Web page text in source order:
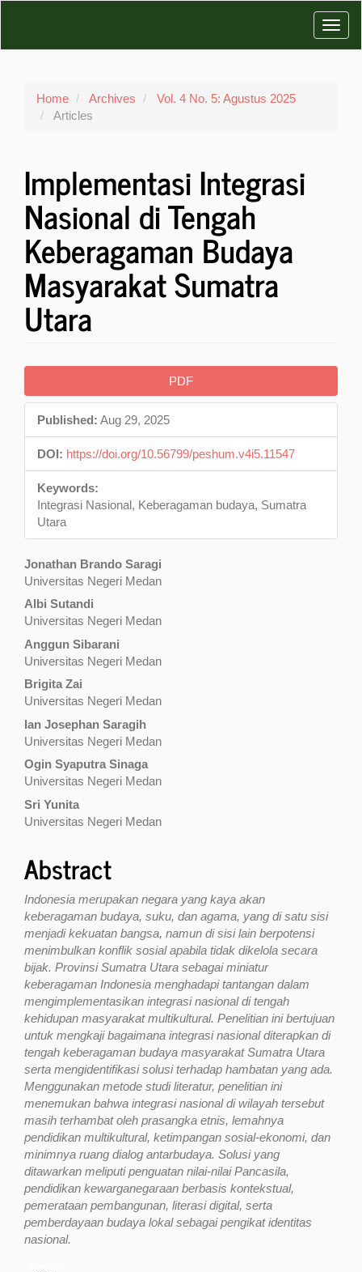
Home Archives
Vol. 4 No. 5: Agustus 2025
Articles
Implementasi Integrasi
Nasional di Tengah
Keberagaman Budaya
Masyarakat Sumatra
Utara
Article
Sidebar
PDF
Published: Aug 29, 2025
DOI: https://doi.org/10.56799/peshum.v4i5.11547
Keywords:
Integrasi Nasional, Keberagaman budaya, Sumatra
Utara
Main
Article
Content
Jonathan Brando Saragi
Universitas Negeri Medan
Albi Sutandi
Universitas Negeri Medan
Anggun Sibarani
Universitas Negeri Medan
Brigita Zai
Universitas Negeri Medan
Ian Josephan Saragih
Universitas Negeri Medan
Ogin Syaputra Sinaga
Universitas Negeri Medan
Sri Yunita
Universitas Negeri Medan
Abstract
Indonesia merupakan negara yang kaya akan
keberagaman budaya, suku, dan agama, yang di satu sisi
menjadi kekuatan bangsa, namun di sisi lain berpotensi
menimbulkan konflik sosial apabila tidak dikelola secara
bijak. Provinsi Sumatra Utara sebagai miniatur
keberagaman Indonesia menghadapi tantangan dalam
mengimplementasikan integrasi nasional di tengah
kehidupan masyarakat multikultural. Penelitian ini bertujuan
untuk mengkaji bagaimana integrasi nasional diterapkan di
tengah keberagaman budaya masyarakat Sumatra Utara
serta mengidentifikasi solusi terhadap hambatan yang ada.
Menggunakan metode studi literatur, penelitian ini
menemukan bahwa integrasi nasional di wilayah tersebut
masih terhambat oleh prasangka etnis, lemahnya
pendidikan multikultural, ketimpangan sosial-ekonomi, dan
minimnya ruang dialog antarbudaya. Solusi yang
ditawarkan meliputi penguatan nilai-nilai Pancasila,
pendidikan kewarganegaraan berbasis kontekstual,
pemerataan pembangunan, literasi digital, serta
pemberdayaan budaya lokal sebagai pengikat identitas
nasional.